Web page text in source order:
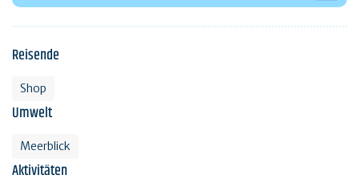
Reisende
Shop
Umwelt
Meerblick
Aktivitäten